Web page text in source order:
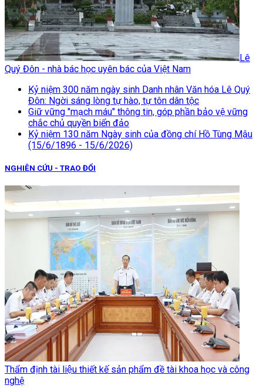
Lê
Quý Đôn - nhà bác học uyên bác của Việt Nam
Kỷ niệm 300 năm ngày sinh Danh nhân Văn hóa Lê Quý
Đôn: Ngời sáng lòng tự hào, tự tôn dân tộc
Giữ vững "mạch máu" thông tin, góp phần bảo vệ vững
chắc chủ quyền biển đảo
Kỷ niệm 130 năm Ngày sinh của đồng chí Hồ Tùng Mậu
(15/6/1896 - 15/6/2026)
NGHIÊN CỨU - TRAO ĐỔI
Thẩm định tài liệu thiết kế sản phẩm đề tài khoa học và công
nghệ